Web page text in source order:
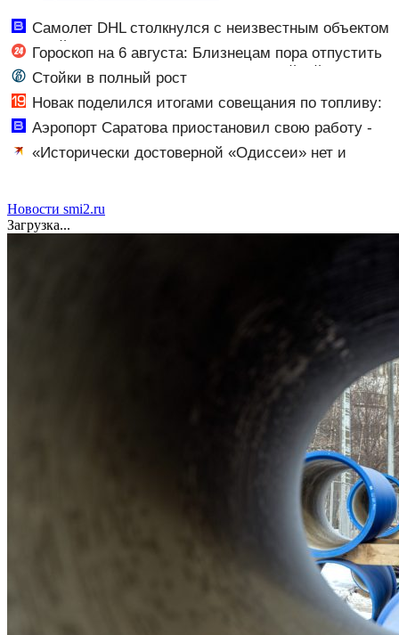
Самолет DHL столкнулся с неизвестным объектом
над Лейпцигом - Новости на Вести.ru
Гороскоп на 6 августа: Близнецам пора отпустить
прошлое, а Стрельцы насладятся семейной
гармонией
Стойки в полный рост
Новак поделился итогами совещания по топливу:
последние новости о ситуации с бензином
Аэропорт Саратова приостановил свою работу -
Новости на Вести.ru
«Исторически достоверной «Одиссеи» нет и
Гомера
Новости smi2.ru
Загрузка...